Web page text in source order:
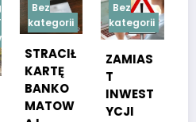
Bez
kategorii
ZAMIAS
T
INWEST
YCJI
Bez
kategorii
TESTY
NOŚCIO
WE DLA